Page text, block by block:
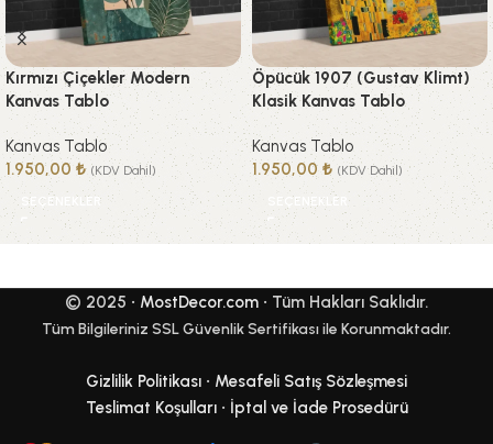
Kırmızı Çiçekler Modern
Kanvas Tablo
Kanvas Tablo
1.950,00 ₺ (KDV Dahil)
SEÇENEKLER
Öpücük 1907 (Gustav Klimt)
Klasik Kanvas Tablo
Kanvas Tablo
1.950,00 ₺ (KDV Dahil)
SEÇENEKLER
© 2025 • MostDecor.com • Tüm Hakları Saklıdır.
Tüm Bilgileriniz SSL Güvenlik Sertifikası ile Korunmaktadır.
Gizlilik Politikası • Mesafeli Satış Sözleşmesi
Teslimat Koşulları• İptal ve İade Prosedürü